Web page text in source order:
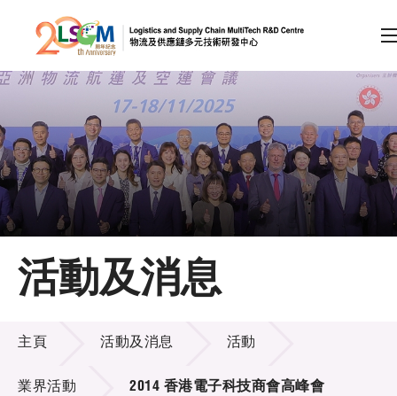
跳到內容（按回車鍵）
會員登入
A A EN 繁 简
主頁
關於LSCM
技術商品化
項目及資助計劃
活動及消息
活動及消息
主頁 活動及消息 活動
業界活動 2014 香港電子科技商會高峰會